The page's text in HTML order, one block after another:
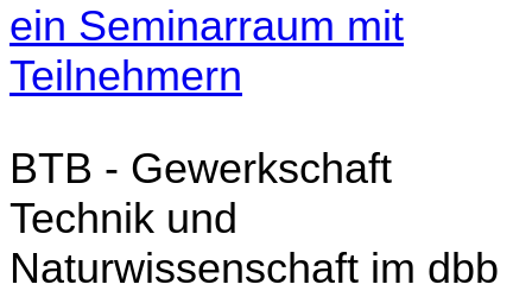
BTB - Gewerkschaft
Technik und
Naturwissenschaft im dbb